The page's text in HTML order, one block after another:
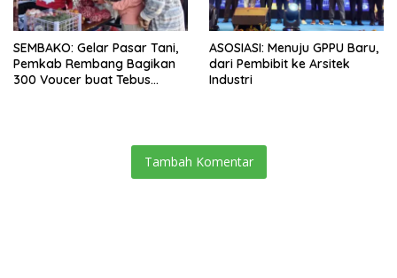
SEMBAKO: Gelar Pasar Tani,
Pemkab Rembang Bagikan
300 Voucer buat Tebus
ASOSIASI: Menuju GPPU Baru,
dari Pembibit ke Arsitek
Industri
Tambah Komentar